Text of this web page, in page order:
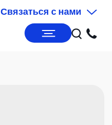
Связаться с нами